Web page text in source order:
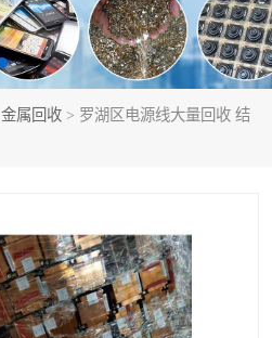
金属回收 > 罗湖区电源线大量回收 结
电池回收
机器设备回收